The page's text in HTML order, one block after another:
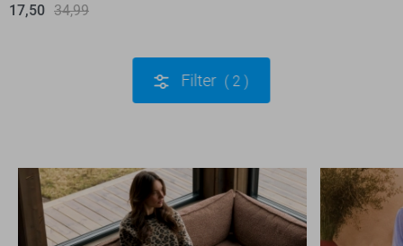
17,50 34,99
Filter 2